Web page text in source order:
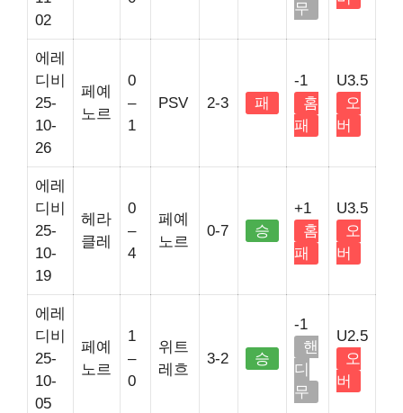
02
무
에레
디비
25-
10-
26
페예
노르
0
–
1
PSV 2-3 패
-1
홈
패
U3.5
오
버
에레
디비
25-
10-
19
헤라
클레
0
–
4
페예
노르
0-7 승
+1
홈
패
U3.5
오
버
에레
디비
25-
10-
05
페예
노르
1
–
0
위트
레흐
3-2 승
-1
핸
디
무
U2.5
오
버